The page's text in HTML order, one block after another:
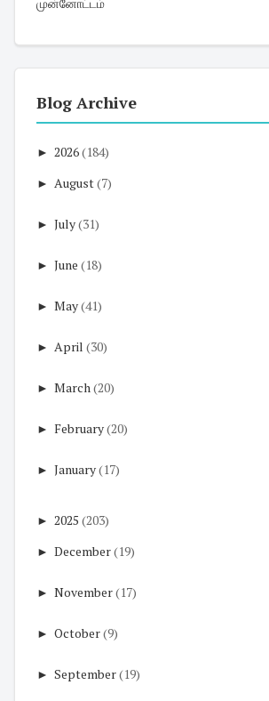
Blog Archive
► 2026(184)
► August(7)
► July(31)
► June (18)
► May(41)
► April (30)
► March(20)
► February(20)
► January(17)
► 2025 (203)
► December(19)
► November(17)
► October(9)
► September(19)